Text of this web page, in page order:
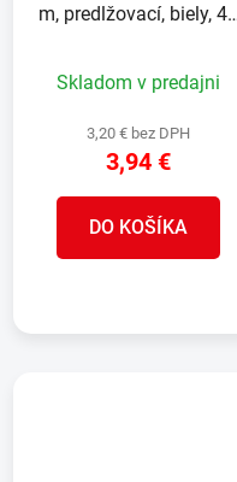
m, predlžovací, biely, 4x
Skladom v predajni
3,20 € bez DPH
3,94 €
DO KOŠÍKA